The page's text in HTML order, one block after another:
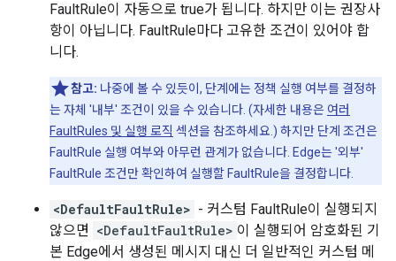
FaultRule이 자동으로 true가 됩니다. 하지만 이는 권장사
항이 아닙니다. FaultRule마다 고유한 조건이 있어야 합
니다.
참고: 나중에 볼 수 있듯이, 단계에는 정책 실행 여부를 결정하
는 자체 '내부' 조건이 있을 수 있습니다. (자세한 내용은 여러
FaultRules 및 실행 로직 섹션을 참조하세요.) 하지만 단계 조건은
FaultRule 실행 여부와 아무런 관계가 없습니다. Edge는 '외부'
FaultRule 조건만 확인하여 실행할 FaultRule을 결정합니다.
<DefaultFaultRule> - 커스텀 FaultRule이 실행되지
않으면 <DefaultFaultRule> 이 실행되어 암호화된 기
본 Edge에서 생성된 메시지 대신 더 일반적인 커스텀 메